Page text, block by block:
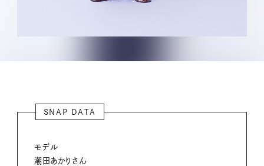
SNAP DATA
モデル
潮田あかりさん